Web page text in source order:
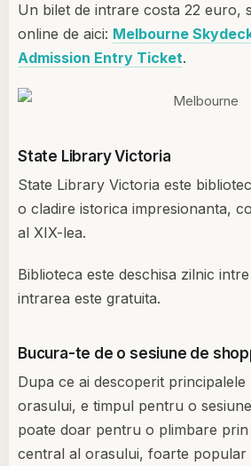
Un bilet de intrare costa 22 euro,
online de aici: Melbourne
Admission Entry Ticket.
State Library Victoria
State Library Victoria este
o cladire istorica impresionanta,
al XIX-lea.
Biblioteca este deschisa zilnic
intrarea este gratuita.
Bucura-te de o sesiune de
Dupa ce ai descoperit
orasului, e timpul pentru o
poate doar pentru o plimbare prin
central al orasului, foarte popular